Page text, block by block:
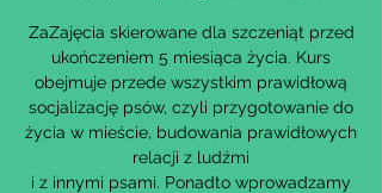
ZaZajęcia skierowane dla szczeniąt przed
ukończeniem 5 miesiąca życia. Kurs
obejmuje przede wszystkim prawidłową
socjalizację psów, czyli przygotowanie do
życia w mieście, budowania prawidłowych
relacji z ludźmi
i z innymi psami. Ponadto wprowadzamy